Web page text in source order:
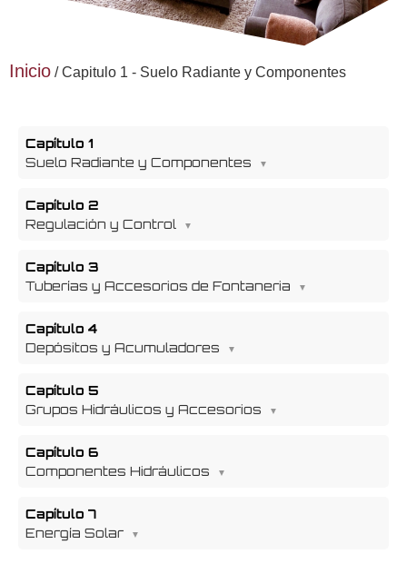
Inicio / Capitulo 1 - Suelo Radiante y Componentes
Capítulo 1
Suelo Radiante y Componentes
Capítulo 2
Regulación y Control
Capítulo 3
Tuberías y Accesorios de Fontaneria
Capítulo 4
Depósitos y Acumuladores
Capítulo 5
Grupos Hidráulicos y Accesorios
Capítulo 6
Componentes Hidráulicos
Capítulo 7
Energía Solar